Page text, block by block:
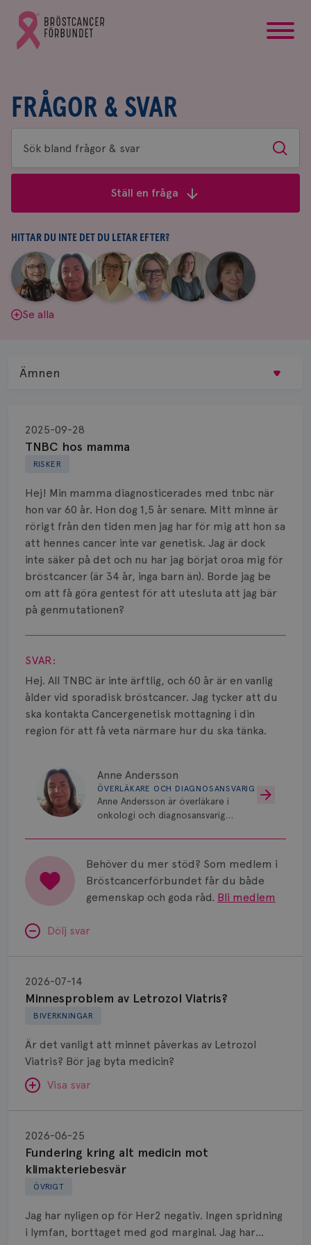
Gå
till
Bröstcancerförbundets
FRÅGOR & SVAR
Sök
bland
&
svar
Sök
Ställ en fråga
HITTAR DU INTE DET DU LETAR EFTER?
Aina
Johnsson
|
Anne
Andersson
Fredrika
Killander
|
Jeanette
Bäcklund
|
Maria
Edegran
|
Yvette
Andersson
Se alla
RISKER
TNBC hos mamma
2025-09-28
Hej! Min mamma diagnosticerades med tnbc när
hon var 60 år. Hon dog 1,5 år senare. Mitt minne är
rörigt från den tiden men jag har för mig att hon sa
att hennes cancer inte var genetisk. Jag är dock
inte säker på det och nu har jag börjat oroa mig för
bröstcancer (är 34 år, inga barn än). Borde jag be
om att få göra gentest för att utesluta att jag bär
på genmutationen?
Visa svar
SVAR:
Hej. All TNBC är inte ärftlig, och 60 år är en vanlig
ålder vid sporadisk bröstcancer. Jag tycker att du
ska kontakta Cancergenetisk mottagning i din
region för att få veta närmare hur du ska tänka.
Anne Andersson
ÖVERLÄKARE OCH DIAGNOSANSVARIG
Anne Andersson är överläkare i
onkologi och diagnosansvarig
Universitetssjukhus i Umeå.
Behöver du mer stöd? Som medlem i
Bröstcancerförbundet får du både
gemenskap och goda råd. Bli medlem
Dölj svar
BIVERKNINGAR
Minnesproblem av Letrozol Viatris?
2026-07-14
Är det vanligt att minnet påverkas av Letrozol
Viatris? Bör jag byta medicin?
Visa svar
SVAR:
Hej. Oavsett vilken hormonsänkande behandling
(men även cytostatika) man får så kan en del
uppleva negativ påverkan på minnet. Prata din
märke eller annan aromatashämmare. Det kan ofta
vara bra att ha en paus först, för att se att
Letrozol
Viatris?
ÖVRIGT
Fundering kring alt medicin mot
klimakteriebesvär
2026-06-25
Jag har nyligen op för Her2 negativ. Ingen spridning
i lymfan, borttaget med god marginal. Jag har
kring
medicin
Ämnen
Biopsi
Biverkningar
Bröstvårta
Knöl
Läkemedel
Typ av bröstcancer
Prognos
Risker
Spridd bröstcancer
Vätska